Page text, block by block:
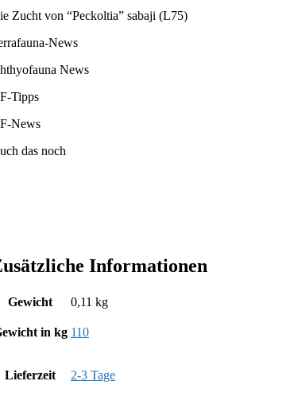
Zucht von “Peckoltia” sabaji (L75)
News
News
Tipps
News
das noch
Informationen
Gewicht 0,11 kg
in kg 110
Lieferzeit 2-3 Tage